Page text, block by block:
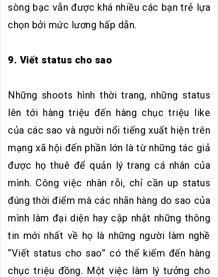
sòng bạc vẫn được khá nhiều các bạn trẻ lựa
chọn bởi mức lương hấp dẫn.
9. Viết status cho sao
Những shoots hình thời trang, những status
lên tới hàng triệu đến hàng chục triệu like
của các sao và người nổi tiếng xuất hiện trên
mạng xã hội đến phần lớn là từ những tác giả
được họ thuê để quản lý trang cá nhân của
mình. Công việc nhàn rỗi, chỉ cần up status
đúng thời điểm mà các nhãn hàng do sao của
mình làm đại diện hay cập nhật những thông
tin mới nhất về họ là những người làm nghề
“Viết status cho sao” có thể kiếm đến hàng
chục triệu đồng. Một việc làm lý tưởng cho